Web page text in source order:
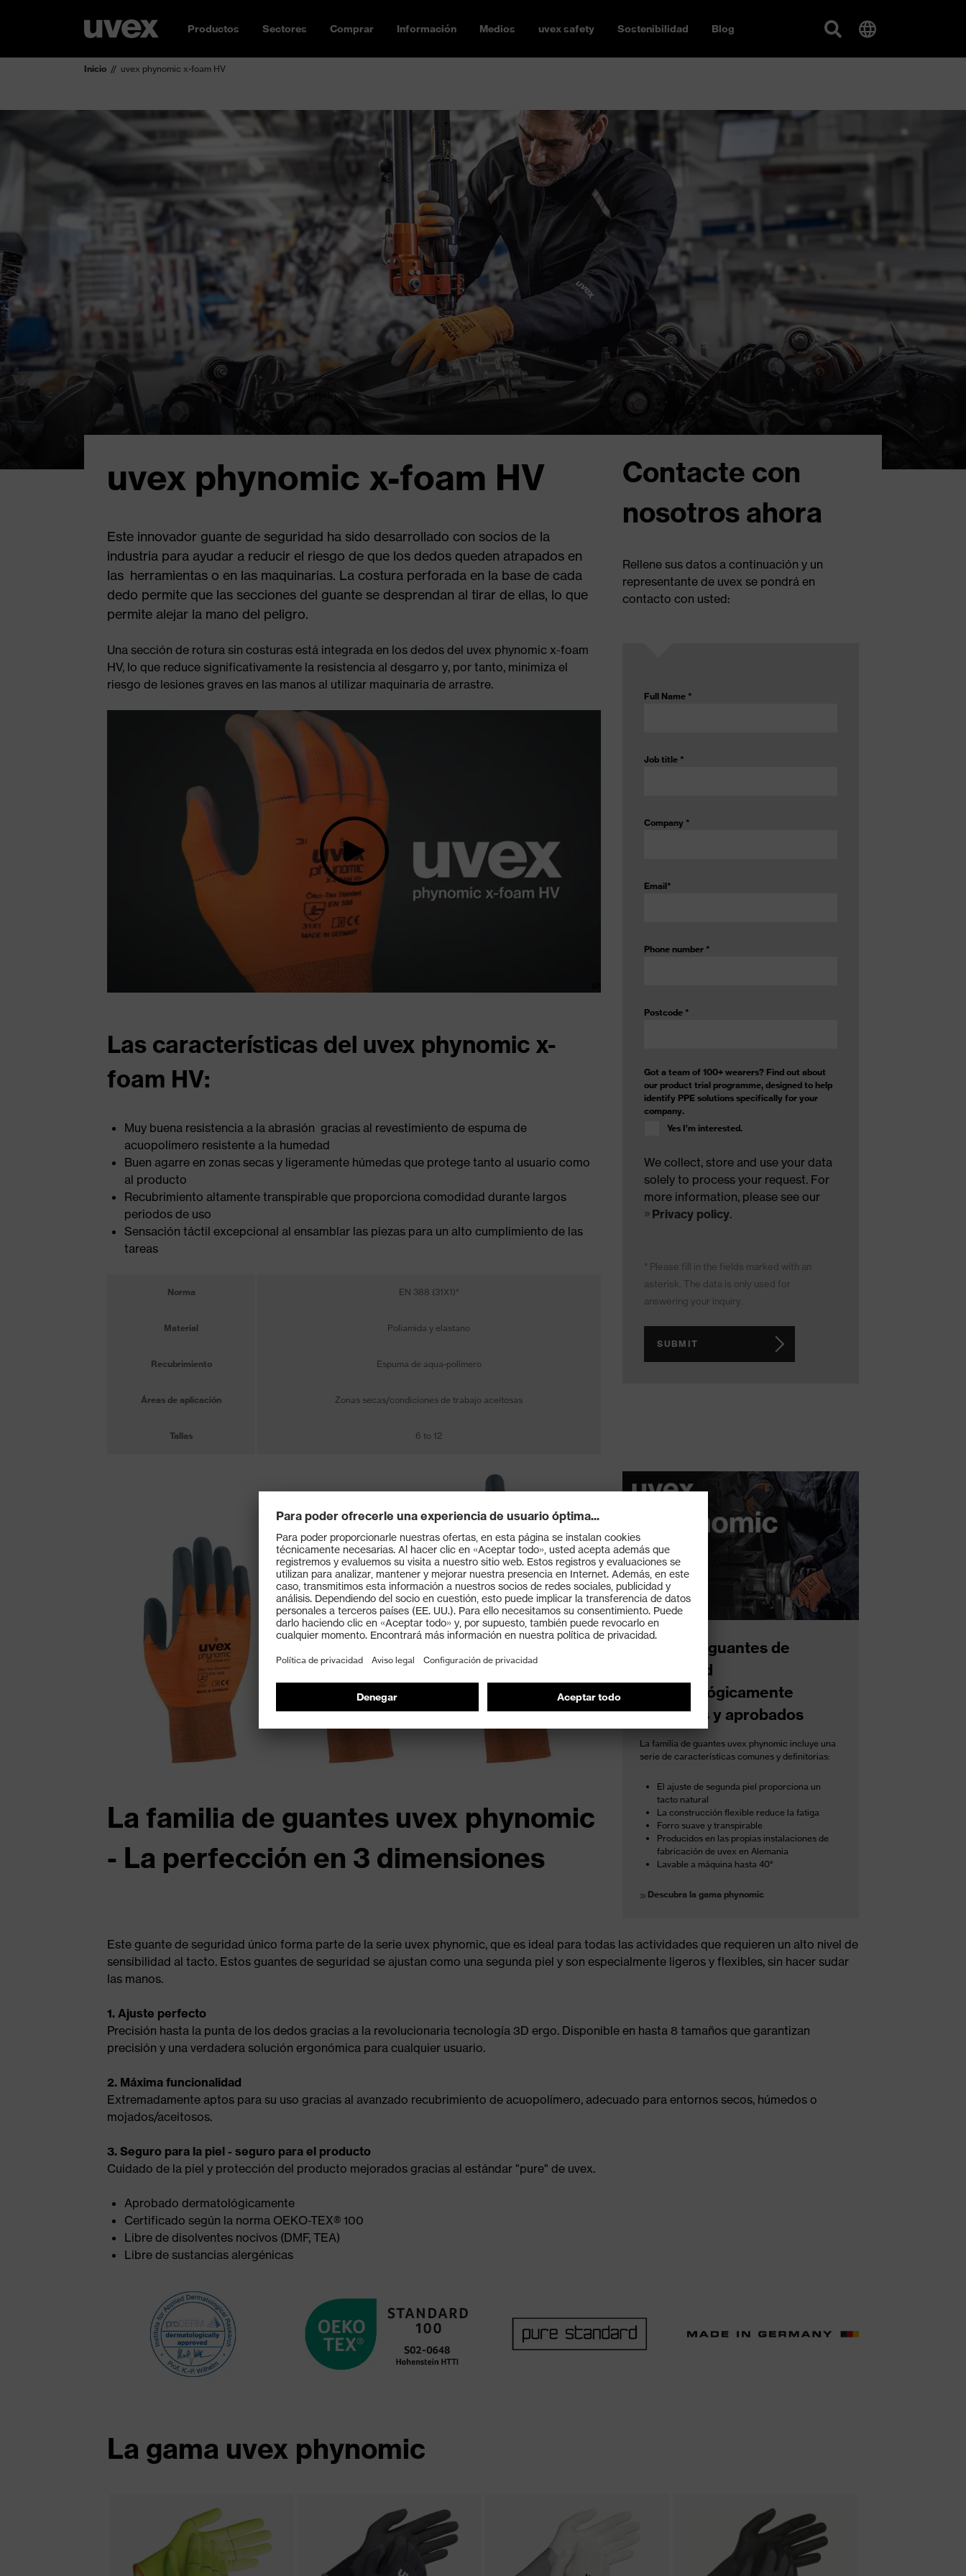
Productos Sectores Comprar Información Medios uvex safety Sostenibilidad Blog
Inicio uvex phynomic x-foam HV
uvex phynomic x-foam HV
Este innovador guante de seguridad ha sido desarrollado con socios de la
industria para ayudar a reducir el riesgo de que los dedos queden atrapados en
las herramientas o en las maquinarias. La costura perforada en la base de cada
dedo permite que las secciones del guante se desprendan al tirar de ellas, lo que
permite alejar la mano del peligro.
Una sección de rotura sin costuras está integrada en los dedos del uvex phynomic x-foam
HV, lo que reduce significativamente la resistencia al desgarro y, por tanto, minimiza el
riesgo de lesiones graves en las manos al utilizar maquinaria de arrastre.
Las características del uvex phynomic x-
foam HV:
Muy buena resistencia a la abrasión gracias al revestimiento de espuma de
acuopolímero resistente a la humedad
Buen agarre en zonas secas y ligeramente húmedas que protege tanto al usuario como
al producto
Recubrimiento altamente transpirable que proporciona comodidad durante largos
periodos de uso
Sensación táctil excepcional al ensamblar las piezas para un alto cumplimiento de las
tareas
Norma EN 388 (31X1)*
Material Poliamida y elastano
Recubrimiento Espuma de aqua-polímero
Áreas de aplicación Zonas secas/condiciones de trabajo aceitosas
Tallas 6 to 12
Contacte con
nosotros ahora
Rellene sus datos a continuación y un
representante de uvex se pondrá en
contacto con usted:
Full Name *
Job title *
Company *
Email*
Phone number *
Postcode *
Got a team of 100+ wearers? Find out about
our product trial programme, designed to help
identify PPE solutions specifically for your
company.
Yes I’m interested.
We collect, store and use your data
solely to process your request. For
more information, please see our
Privacy policy.
* Please fill in the fields marked with an
asterisk. The data is only used for
answering your inquiry.
SUBMIT
La familia de guantes uvex phynomic
- La perfección en 3 dimensiones
Gama de guantes de
seguridad
dermatológicamente
probados y aprobados
La familia de guantes uvex phynomic incluye una
serie de características comunes y definitorias:
El ajuste de segunda piel proporciona un
tacto natural
La construcción flexible reduce la fatiga
Forro suave y transpirable
Producidos en las propias instalaciones de
fabricación de uvex en Alemania
Lavable a máquina hasta 40°
Descubra la gama phynomic
Este guante de seguridad único forma parte de la serie uvex phynomic, que es ideal para todas las actividades que requieren un alto nivel de
sensibilidad al tacto. Estos guantes de seguridad se ajustan como una segunda piel y son especialmente ligeros y flexibles, sin hacer sudar
las manos.
1. Ajuste perfecto
Precisión hasta la punta de los dedos gracias a la revolucionaria tecnología 3D ergo. Disponible en hasta 8 tamaños que garantizan
precisión y una verdadera solución ergonómica para cualquier usuario.
2. Máxima funcionalidad
Extremadamente aptos para su uso gracias al avanzado recubrimiento de acuopolímero, adecuado para entornos secos, húmedos o
mojados/aceitosos.
3. Seguro para la piel - seguro para el producto
Cuidado de la piel y protección del producto mejorados gracias al estándar "pure" de uvex.
Aprobado dermatológicamente
Certificado según la norma OEKO-TEX® 100
Libre de disolventes nocivos (DMF, TEA)
Libre de sustancias alergénicas
La gama uvex phynomic